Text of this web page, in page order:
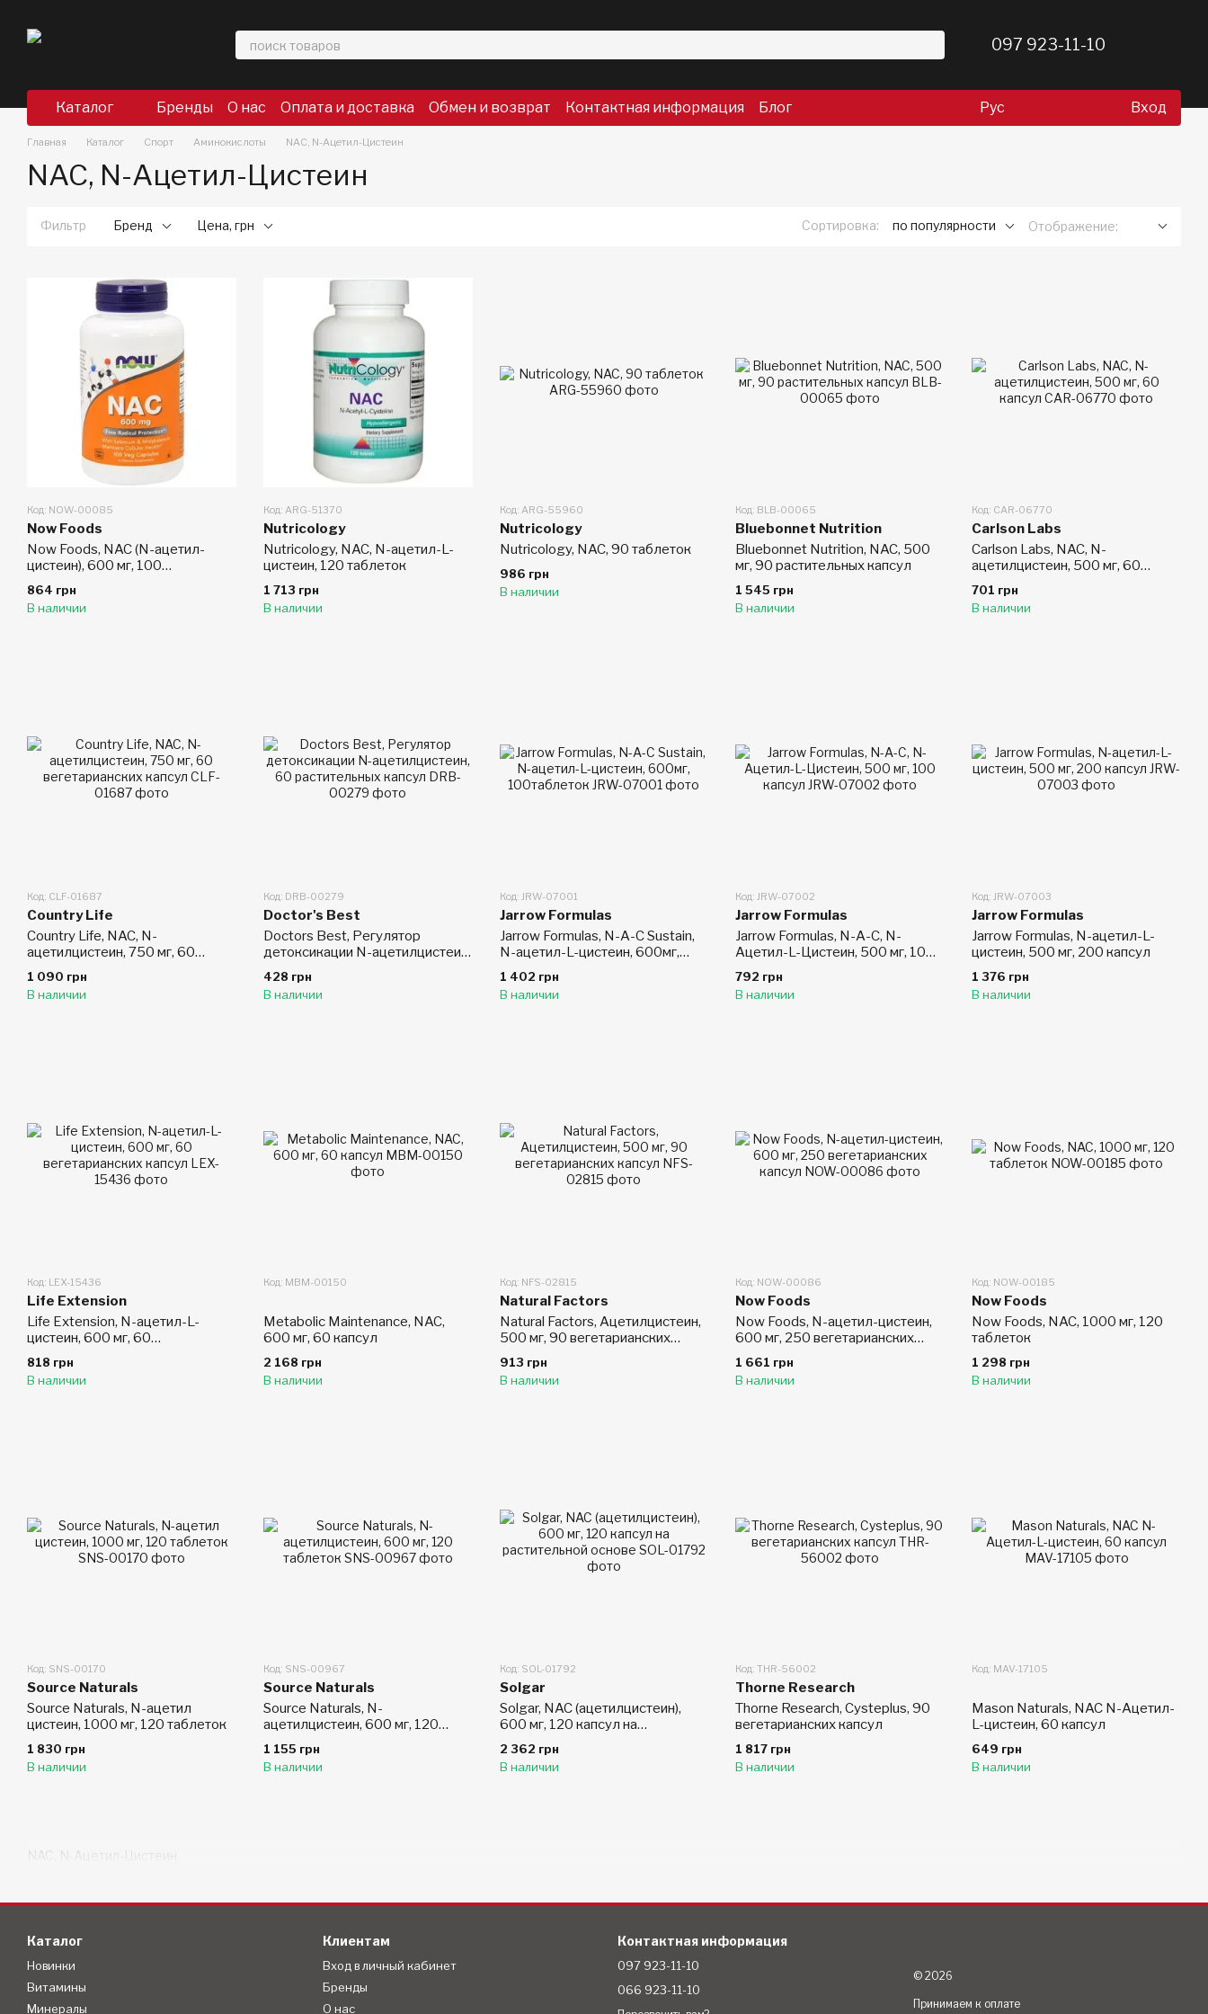
097 923-11-10
Каталог Бренды О нас Оплата и доставка Обмен и возврат Контактная информация Блог Рус Вход
Главная Каталог Спорт Аминокислоты NAC, N-Ацетил-Цистеин
NAC, N-Ацетил-Цистеин
Фильтр Бренд Цена, грн Сортировка: по популярности Отображение:
NAC, N-Ацетил-Цистеин
Код: NOW-00085
Now Foods
Now Foods, NAC (N-ацетил-
цистеин), 600 мг, 100
растительных капсул
864 грн
В наличии
Код: ARG-51370
Nutricology
Nutricology, NAC, N-ацетил-L-
цистеин, 120 таблеток
1 713 грн
В наличии
Код: ARG-55960
Nutricology
Nutricology, NAC, 90 таблеток
986 грн
В наличии
Код: BLB-00065
Bluebonnet Nutrition
Bluebonnet Nutrition, NAC, 500
мг, 90 растительных капсул
1 545 грн
В наличии
Код: CAR-06770
Carlson Labs
Carlson Labs, NAC, N-
ацетилцистеин, 500 мг, 60
капсул
701 грн
В наличии
Код: CLF-01687
Country Life
Country Life, NAC, N-
ацетилцистеин, 750 мг, 60
1 090 грн
В наличии
Код: DRB-00279
Doctor's Best
Doctors Best, Регулятор
детоксикации N-ацетилцистеин,
428 грн
В наличии
Код: JRW-07001
Jarrow Formulas
Jarrow Formulas, N-A-C Sustain,
N-ацетил-L-цистеин, 600мг,
1 402 грн
В наличии
Код: JRW-07002
Jarrow Formulas
Jarrow Formulas, N-A-C, N-
Ацетил-L-Цистеин, 500 мг, 100
792 грн
В наличии
Код: JRW-07003
Jarrow Formulas
Jarrow Formulas, N-ацетил-L-
цистеин, 500 мг, 200 капсул
1 376 грн
В наличии
Код: LEX-15436
Life Extension
Life Extension, N-ацетил-L-
цистеин, 600 мг, 60
вегетарианских капсул
818 грн
В наличии
Код: MBM-00150
Metabolic Maintenance, NAC,
600 мг, 60 капсул
2 168 грн
В наличии
Код: NFS-02815
Natural Factors
Natural Factors, Ацетилцистеин,
500 мг, 90 вегетарианских
капсул
913 грн
В наличии
Код: NOW-00086
Now Foods
Now Foods, N-ацетил-цистеин,
600 мг, 250 вегетарианских
капсул
1 661 грн
В наличии
Код: NOW-00185
Now Foods
Now Foods, NAC, 1000 мг, 120
таблеток
1 298 грн
В наличии
Код: SNS-00170
Source Naturals
Source Naturals, N-ацетил
цистеин, 1000 мг, 120 таблеток
1 830 грн
В наличии
Код: SNS-00967
Source Naturals
Source Naturals, N-
ацетилцистеин, 600 мг, 120
таблеток
1 155 грн
В наличии
Код: SOL-01792
Solgar
Solgar, NAC (ацетилцистеин),
600 мг, 120 капсул на
растительной основе
2 362 грн
В наличии
Код: THR-56002
Thorne Research
Thorne Research, Cysteplus, 90
вегетарианских капсул
1 817 грн
В наличии
Код: MAV-17105
Mason Naturals, NAC N-Ацетил-
L-цистеин, 60 капсул
649 грн
В наличии
Каталог
Новинки
Витамины
Минералы
Клиентам
Вход в личный кабинет
Бренды
О нас
Контактная информация
097 923-11-10
066 923-11-10
© 2026
Принимаем к оплате